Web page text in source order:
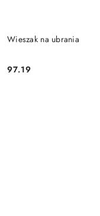
Wieszak na ubrania
Cena:
97.19